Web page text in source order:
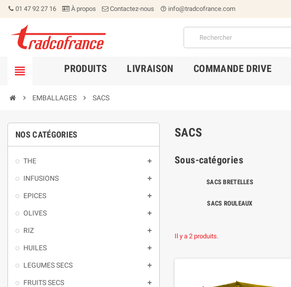
01 47 92 27 16 À propos Contactez-nous help_outline info@tradcofrance.com
 PRODUITS LIVRAISON COMMANDE DRIVE
 EMBALLAGES  SACS
NOS CATÉGORIES
THE 
INFUSIONS 
EPICES 
OLIVES 
RIZ 
HUILES 
LEGUMES SECS 
FRUITS SECS 
SACS
Sous-catégories
SACS BRETELLES
SACS ROULEAUX
Il y a 2 produits.